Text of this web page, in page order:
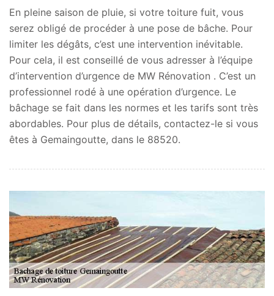
En pleine saison de pluie, si votre toiture fuit, vous
serez obligé de procéder à une pose de bâche. Pour
limiter les dégâts, c’est une intervention inévitable.
Pour cela, il est conseillé de vous adresser à l’équipe
d’intervention d’urgence de MW Rénovation . C’est un
professionnel rodé à une opération d’urgence. Le
bâchage se fait dans les normes et les tarifs sont très
abordables. Pour plus de détails, contactez-le si vous
êtes à Gemaingoutte, dans le 88520.